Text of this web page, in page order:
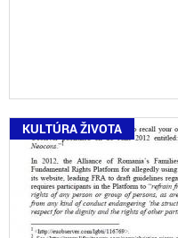
KULTÚRA ŽIVOTA